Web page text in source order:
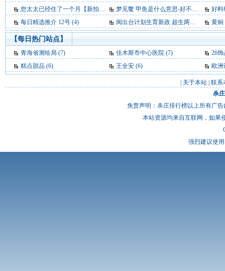
您太太已经住了一个月【新拍报每日一笑】 (4)
梦见鳖 甲鱼是什么意思-好不好-代表什么-周公解梦 (4)
好料
每日精选推介 12号 (4)
闽出台计划生育新政 超生两年未被发现不处罚 (3) 黄焖
【每日热门站点】
青海省测绘局 (7) 佳木斯市中心医院 (7)
26
糕点甜品 (6) 王全安 (6) 欧洲
关于本站 联系
杀
免责声明：杀庄排行榜以上所有广
本站资源均来自互联网，如果
强烈建议使